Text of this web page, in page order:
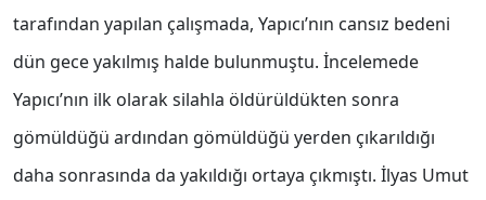
tarafından yapılan çalışmada, Yapıcı’nın cansız bedeni
dün gece yakılmış halde bulunmuştu. İncelemede
Yapıcı’nın ilk olarak silahla öldürüldükten sonra
gömüldüğü ardından gömüldüğü yerden çıkarıldığı
daha sonrasında da yakıldığı ortaya çıkmıştı. İlyas Umut